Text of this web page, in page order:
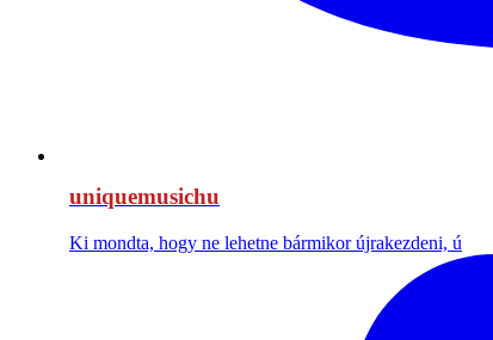
uniquemusichu
Ki mondta, hogy ne lehetne bármikor újrakezdeni, ú